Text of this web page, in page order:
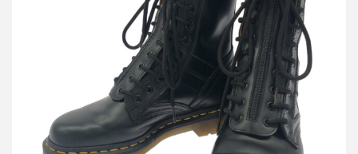
ヨウジヤマモト×ドクターマーチン YY ZIP 10ホールフロントジッ
プブーツ
買取金額12,000円
詳しく見る